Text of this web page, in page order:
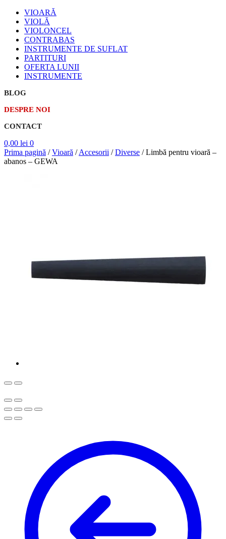
VIOARĂ
VIOLĂ
VIOLONCEL
CONTRABAS
INSTRUMENTE DE SUFLAT
PARTITURI
OFERTA LUNII
INSTRUMENTE
BLOG
DESPRE NOI
CONTACT
0,00 lei 0
Prima pagină /Vioară /Accesorii /Diverse /Limbă pentru vioară –
abanos – GEWA